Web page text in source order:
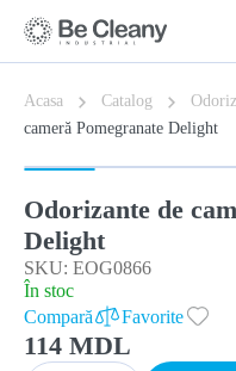
Acasa Catalog
cameră Pomegranate Delight
Odorizante de
Delight
SKU: EOG0866
În stoc
Compară
Favorite
114 MDL